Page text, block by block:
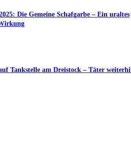
Die Gemeine Schafgarbe – Ein uraltes
Tankstelle am Dreistock – Täter